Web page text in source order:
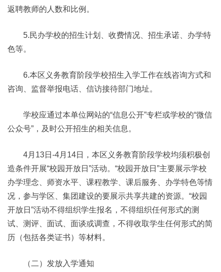
返聘教师的人数和比例。
5.民办学校的招生计划、收费情况、招生承诺、办学特
色等。
6.本区义务教育阶段学校招生入学工作在线咨询方式和
咨询、监督举报电话、信访接待部门地址。
学校应通过本单位网站的“信息公开”专栏或学校的“微信
公众号”，及时公开招生的相关信息。
4月13日-4月14日，本区义务教育阶段学校均须积极创
造条件开展“校园开放日”活动。“校园开放日”主要展示学校
办学理念、师资水平、课程教学、课后服务、办学特色等情
况，参与学区、集团建设的要展示共享共建的资源。“校园
开放日”活动不得组织学生报名，不得组织任何形式的测
试、测评、面试、面谈或调查，不得收取学生任何形式的简
历（包括各类证书）等材料。
（二）发放入学通知